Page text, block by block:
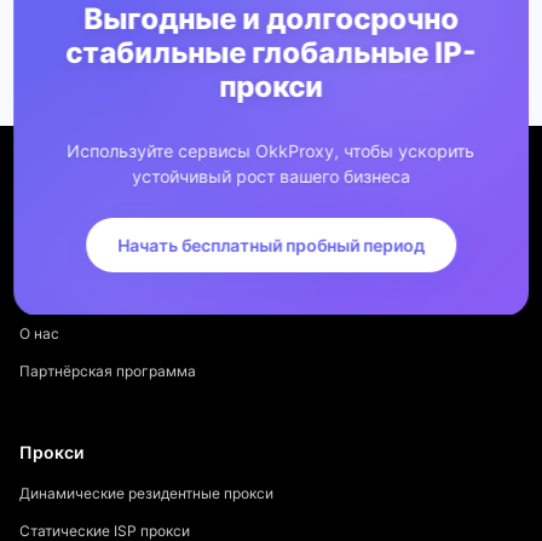
Выгодные и долгосрочно
стабильные глобальные IP-
прокси
Используйте сервисы OkkProxy, чтобы ускорить
устойчивый рост вашего бизнеса
Начать бесплатный пробный период
О нас
Партнёрская программа
Прокси
Динамические резидентные прокси
Статические ISP прокси